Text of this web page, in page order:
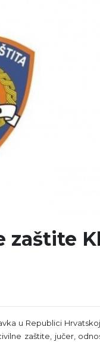
zaštite
u Republici
zaštite, jučer,